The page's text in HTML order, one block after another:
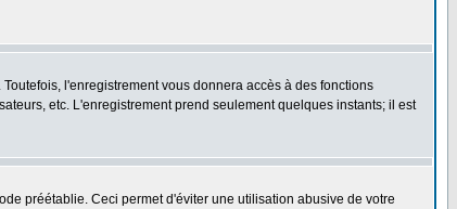
l'enregistrement vous donnera accès à des fonctions
etc. L'enregistrement prend seulement quelques instants; il est
préétablie. Ceci permet d'éviter une utilisation abusive de votre